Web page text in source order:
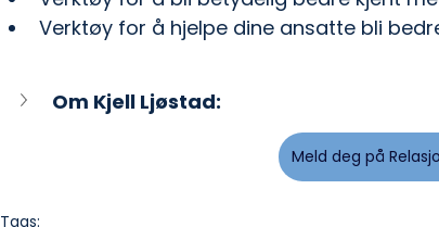
Verktøy for å hjelpe dine ansatte bli
Om Kjell Ljøstad:
Meld deg på
Tags: